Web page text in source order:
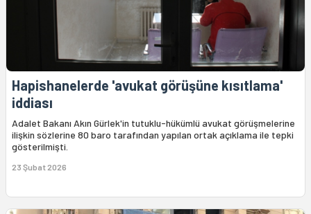
Hapishanelerde 'avukat görüşüne kısıtlama'
iddiası
Adalet Bakanı Akın Gürlek'in tutuklu-hükümlü avukat görüşmelerine
ilişkin sözlerine 80 baro tarafından yapılan ortak açıklama ile tepki
gösterilmişti.
23 Şubat 2026